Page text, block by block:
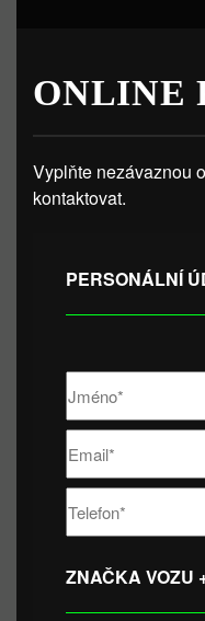
ONLINE
Vyplňte nezávaznou
kontaktovat.
PERSONÁLNÍ
ZNAČKA VOZU